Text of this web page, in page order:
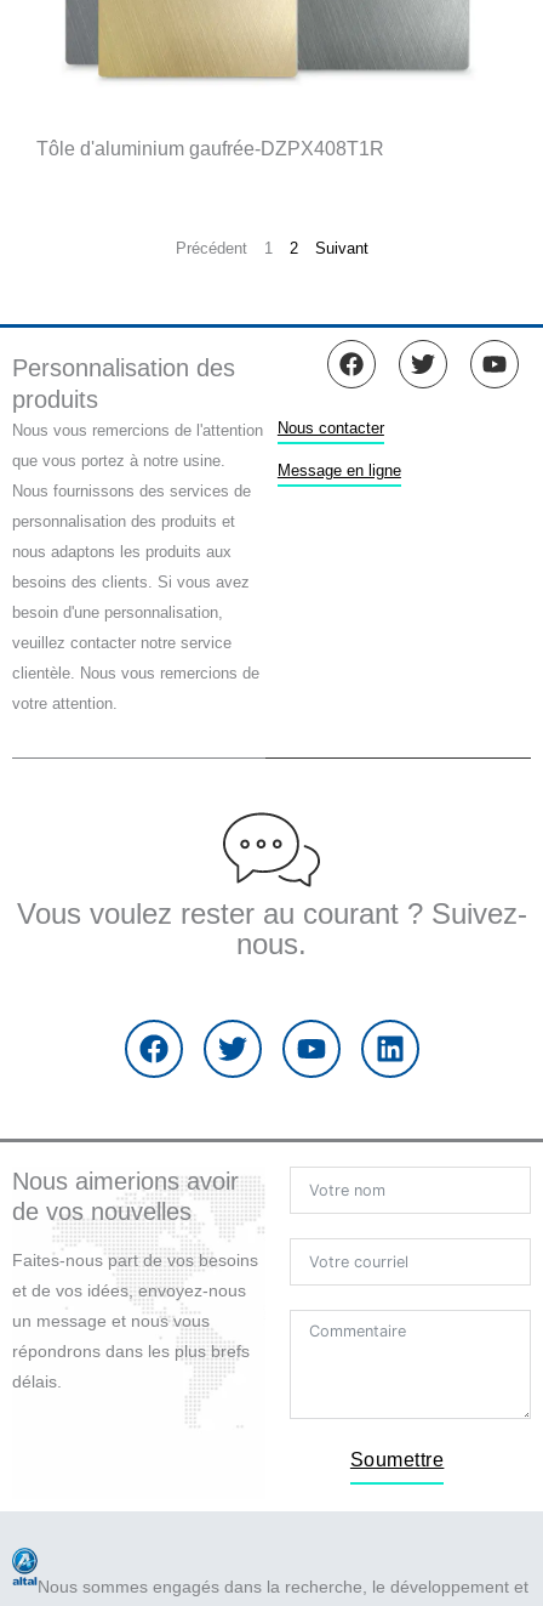
Tôle d'aluminium gaufrée-DZPX408T1R
Précédent 1 2 Suivant
Personnalisation des
produits
Nous vous remercions de l'attention
que vous portez à notre usine.
Nous fournissons des services de
personnalisation des produits et
nous adaptons les produits aux
besoins des clients. Si vous avez
besoin d'une personnalisation,
veuillez contacter notre service
clientèle. Nous vous remercions de
votre attention.
F
a
e
b
o
T
w
Y
o
Nous contacter
Message en ligne
Vous voulez rester au courant ? Suivez-
nous.
a
c
e
o
o
k
w
i
t
e
r
o
u
t
b
e
i
n
k
d
i
Nous aimerions avoir
de vos nouvelles
Faites-nous part de vos besoins
et de vos idées, envoyez-nous
un message et nous vous
répondrons dans les plus brefs
délais.
Soumettre
Nous sommes engagés dans la recherche, le développement et